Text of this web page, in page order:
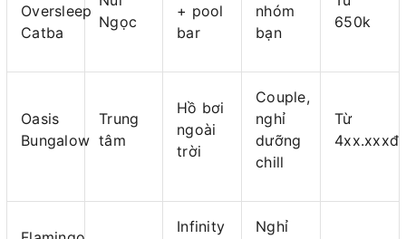
Oversleep
Catba
Ngọc
+ pool
bar
nhóm
bạn
650k
Oasis
Bungalow
Trung
tâm
Hồ bơi
ngoài
trời
Couple,
nghỉ
dưỡng
chill
Từ
4xx.xxxđ
Infinity
Nghỉ